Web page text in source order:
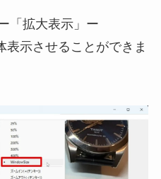
「拡大表示」ー
表示させることができま